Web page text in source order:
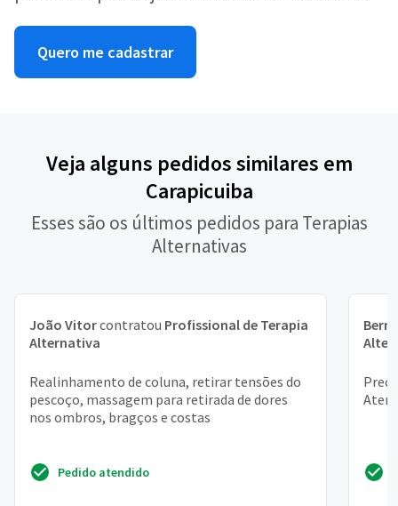
Quero me cadastrar
Veja alguns pedidos similares em
Carapicuiba
Esses são os últimos pedidos para Terapias
Alternativas
João Vitorcontratou Profissional de Terapia
Alternativa
Realinhamento de coluna, retirar tensões do
pescoço, massagem para retirada de dores
nos ombros, bragços e costas
Pedido atendido